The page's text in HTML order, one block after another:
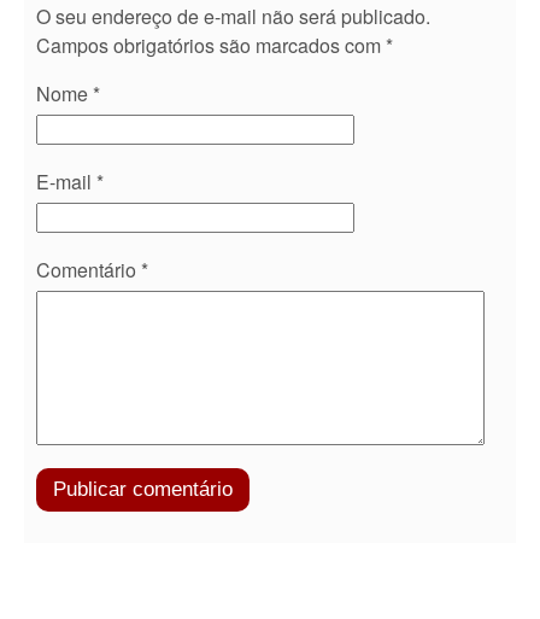
O seu endereço de e-mail não será publicado.
Campos obrigatórios são marcados com *
Nome *
E-mail *
Comentário *